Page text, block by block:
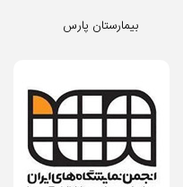
بیمارستان پارس